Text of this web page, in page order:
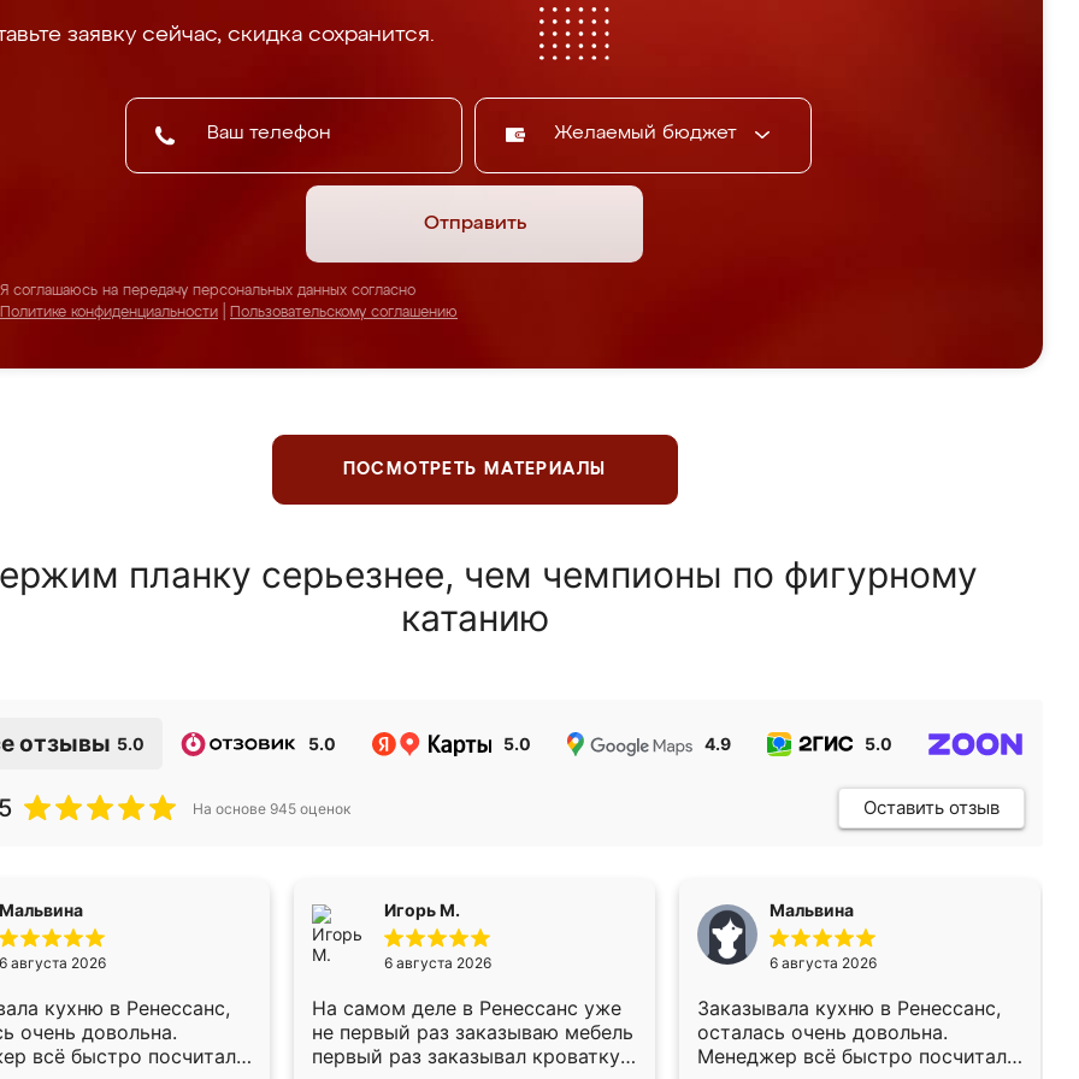
заявку сейчас, скидка сохранится.
Желаемый бюджет
Отправить
Я соглашаюсь на передачу персональных данных согласно
Политике конфиденциальности
Пользовательскому соглашению
ПОСМОТРЕТЬ МАТЕРИАЛЫ
планку серьезнее, чем чемпионы по фигурному
катанию
отзывы 5.0 5.0 5.0 4.9 5.0
На основе 945 оценок Оставить отзыв
Мальвина
6 августа 2026
кухню в Ренессанс,
очень довольна.
всё быстро посчитала,
Игорь М.
6 августа 2026
На самом деле в Ренессанс уже
не первый раз заказываю мебель
первый раз заказывал кроватку
Мальвина
6 августа 2026
Заказывала кухню в Ренессанс,
осталась очень довольна.
Менеджер всё быстро посчитала,